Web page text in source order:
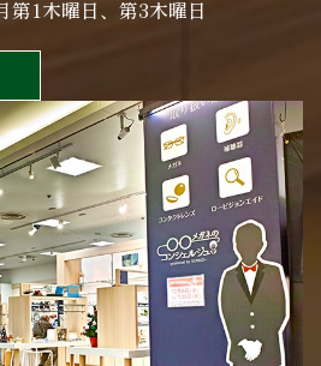
第1木曜日、第3木曜日